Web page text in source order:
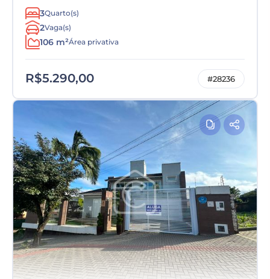
3Quarto(s)
2Vaga(s)
106 m²Área privativa
R$5.290,00 #28236